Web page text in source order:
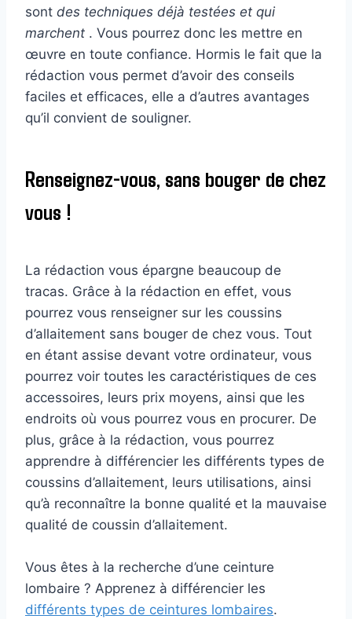
sont des techniques déjà testées et qui
marchent . Vous pourrez donc les mettre en
œuvre en toute confiance. Hormis le fait que la
rédaction vous permet d’avoir des conseils
faciles et efficaces, elle a d’autres avantages
qu’il convient de souligner.
Renseignez-vous, sans bouger de chez
vous !
La rédaction vous épargne beaucoup de
tracas. Grâce à la rédaction en effet, vous
pourrez vous renseigner sur les coussins
d’allaitement sans bouger de chez vous. Tout
en étant assise devant votre ordinateur, vous
pourrez voir toutes les caractéristiques de ces
accessoires, leurs prix moyens, ainsi que les
endroits où vous pourrez vous en procurer. De
plus, grâce à la rédaction, vous pourrez
apprendre à différencier les différents types de
coussins d’allaitement, leurs utilisations, ainsi
qu’à reconnaître la bonne qualité et la mauvaise
qualité de coussin d’allaitement.
Vous êtes à la recherche d’une ceinture
lombaire ? Apprenez à différencier les
différents types de ceintures lombaires.